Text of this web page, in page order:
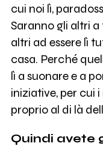
cui noi lì,
Saranno gli altri
altri ad essere lì
casa. Perché
lì a suonare e a
iniziative, per cui
proprio al di là
Quindi avete